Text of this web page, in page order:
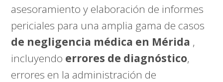
asesoramiento y elaboración de informes
periciales para una amplia gama de casos
de negligencia médica en Mérida ,
incluyendo errores de diagnóstico,
errores en la administración de